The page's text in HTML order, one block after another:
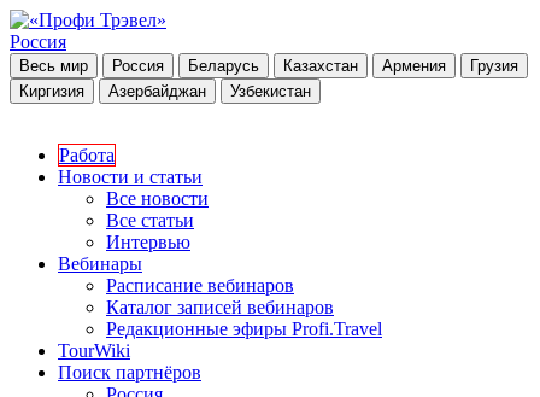
Россия
Весь мир Россия Беларусь Казахстан Армения
Грузия
Киргизия
Азербайджан Узбекистан
Работа
Новости и статьи
Все новости
Все статьи
Интервью
Вебинары
Расписание вебинаров
Каталог записей вебинаров
Редакционные эфиры Profi.Travel
TourWiki
Поиск партнёров